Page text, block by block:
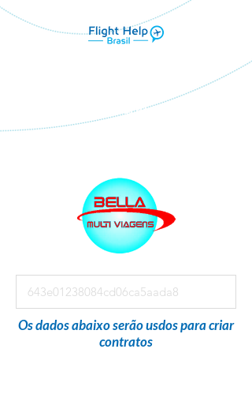
em parceria com
Os dados abaixo serão usdos para criar
contratos